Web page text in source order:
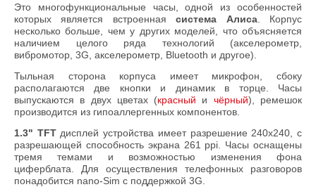
Это многофункциональные часы, одной из особенностей
которых является встроеннаясистема Алиса. Корпус
несколько больше, чем у других моделей, что объясняется
наличием целого ряда технологий (акселерометр,
вибромотор, 3G, акселерометр, Bluetooth и другое).
Тыльная сторона корпуса имеет микрофон, сбоку
располагаются две кнопки и динамик в торце. Часы
выпускаются в двух цветах (красный и чёрный), ремешок
производится из гипоаллергенных компонентов.
1.3" TFT дисплей устройства имеет разрешение 240х240, с
разрешающей способность экрана 261 ppi. Часы оснащены
тремя темами и возможностью изменения фона
циферблата. Для осуществления телефонных разговоров
понадобится nano-Sim с поддержкой 3G.